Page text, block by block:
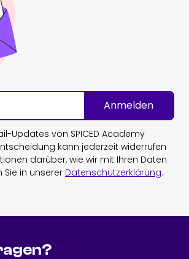
Anmelden
Updates von SPICED Academy
kann jederzeit widerrufen
darüber, wie wir mit Ihren Daten
Sie in unserer Datenschutzerklärung.